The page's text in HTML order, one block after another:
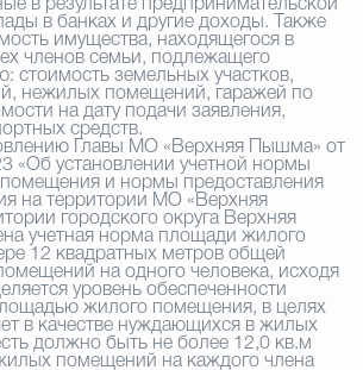
в результате предпринимательской
в банках и другие доходы. Также
имущества, находящегося в
членов семьи, подлежащего
стоимость земельных участков,
нежилых помещений, гаражей по
на дату подачи заявления,
средств.
Главы МО «Верхняя Пышма» от
«Об установлении учетной нормы
и нормы предоставления
на территории МО «Верхняя
городского округа Верхняя
учетная норма площади жилого
12 квадратных метров общей
на одного человека, исходя
уровень обеспеченности
жилого помещения, в целях
в качестве нуждающихся в жилых
должно быть не более 12,0 кв.м
помещений на каждого члена